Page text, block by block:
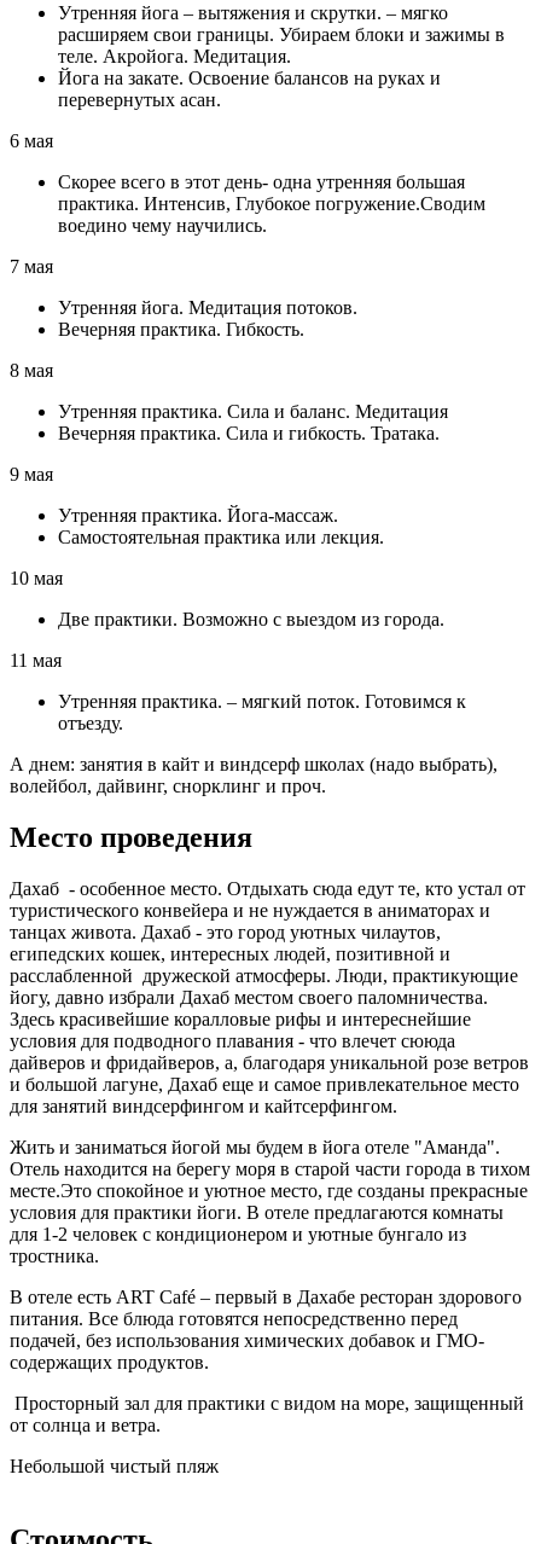
Утренняя йога – вытяжения и скрутки. – мягко
расширяем свои границы. Убираем блоки и зажимы в
теле. Акройога. Медитация.
Йога на закате. Освоение балансов на руках и
перевернутых асан.
6 мая
Скорее всего в этот день- одна утренняя большая
практика. Интенсив, Глубокое погружение.Сводим
воедино чему научились.
7 мая
Утренняя йога. Медитация потоков.
Вечерняя практика. Гибкость.
8 мая
Утренняя практика. Сила и баланс. Медитация
Вечерняя практика. Сила и гибкость. Тратака.
9 мая
Утренняя практика. Йога-массаж.
Самостоятельная практика или лекция.
10 мая
Две практики. Возможно с выездом из города.
11 мая
Утренняя практика. – мягкий поток. Готовимся к
отъезду.
А днем: занятия в кайт и виндсерф школах (надо выбрать),
волейбол, дайвинг, снорклинг и проч.
Место проведения
Дахаб - особенное место. Отдыхать сюда едут те, кто устал от
туристического конвейера и не нуждается в аниматорах и
танцах живота. Дахаб - это город уютных чилаутов,
египедских кошек, интересных людей, позитивной и
расслабленной дружеской атмосферы. Люди, практикующие
йогу, давно избрали Дахаб местом своего паломничества.
Здесь красивейшие коралловые рифы и интереснейшие
условия для подводного плавания - что влечет сююда
дайверов и фридайверов, а, благодаря уникальной розе ветров
и большой лагуне, Дахаб еще и самое привлекательное место
для занятий виндсерфингом и кайтсерфингом.
Жить и заниматься йогой мы будем в йога отеле "Аманда".
Отель находится на берегу моря в старой части города в тихом
месте.Это спокойное и уютное место, где созданы прекрасные
условия для практики йоги. В отеле предлагаются комнаты
для 1-2 человек с кондиционером и уютные бунгало из
тростника.
В отеле есть ART Café – первый в Дахабе ресторан здорового
питания. Все блюда готовятся непосредственно перед
подачей, без использования химических добавок и ГМО-
содержащих продуктов.
Просторный зал для практики с видом на море, защищенный
от солнца и ветра.
Небольшой чистый пляж